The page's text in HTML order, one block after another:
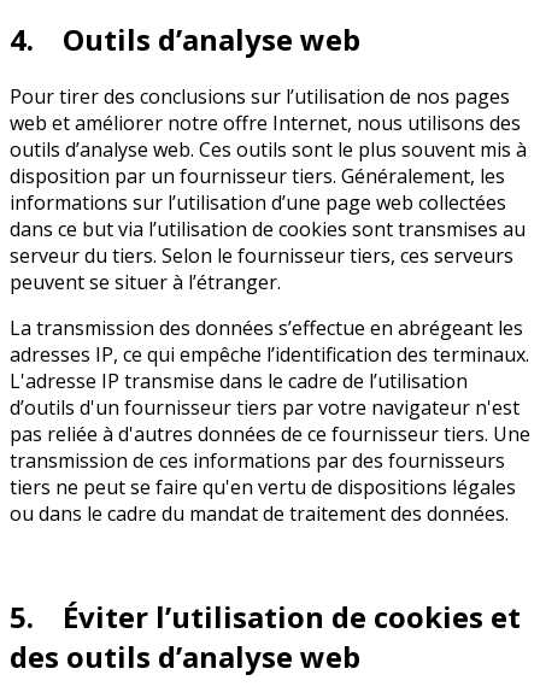
4. Outils d’analyse web
Pour tirer des conclusions sur l’utilisation de nos pages
web et améliorer notre offre Internet, nous utilisons des
outils d’analyse web. Ces outils sont le plus souvent mis à
disposition par un fournisseur tiers. Généralement, les
informations sur l’utilisation d’une page web collectées
dans ce but via l’utilisation de cookies sont transmises au
serveur du tiers. Selon le fournisseur tiers, ces serveurs
peuvent se situer à l’étranger.
La transmission des données s’effectue en abrégeant les
adresses IP, ce qui empêche l’identification des terminaux.
L'adresse IP transmise dans le cadre de l’utilisation
d’outils d'un fournisseur tiers par votre navigateur n'est
pas reliée à d'autres données de ce fournisseur tiers. Une
transmission de ces informations par des fournisseurs
tiers ne peut se faire qu'en vertu de dispositions légales
ou dans le cadre du mandat de traitement des données.
5. Éviter l’utilisation de cookies et
des outils d’analyse web